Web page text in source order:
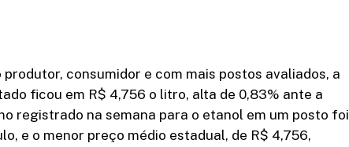
consumidor e com mais postos avaliados, a
ficou em R$ 4,756 o litro, alta de 0,83% ante a
registrado na semana para o etanol em um posto foi
e o menor preço médio estadual, de R$ 4,756,